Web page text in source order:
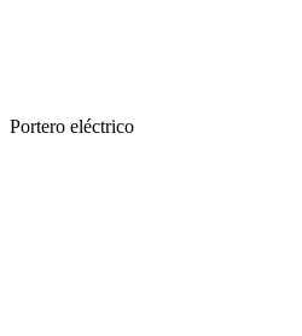
Portero eléctrico